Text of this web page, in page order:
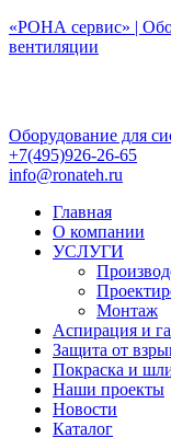
Перейти
к
«РОНА сервис» |
вентиляции
Оборудование для
+7(495)926-26-65
info@ronateh.ru
Главная
О компании
УСЛУГИ
Монтаж
Аспирация и
Защита от
Покраска и
Наши проекты
Новости
Каталог